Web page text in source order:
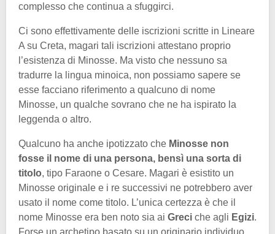
complesso che continua a sfuggirci.
Ci sono effettivamente delle iscrizioni scritte in Lineare
A su Creta, magari tali iscrizioni attestano proprio
l’esistenza di Minosse. Ma visto che nessuno sa
tradurre la lingua minoica, non possiamo sapere se
esse facciano riferimento a qualcuno di nome
Minosse, un qualche sovrano che ne ha ispirato la
leggenda o altro.
Qualcuno ha anche ipotizzato che Minosse non
fosse il nome di una persona, bensì una sorta di
titolo, tipo Faraone o Cesare. Magari è esistito un
Minosse originale e i re successivi ne potrebbero aver
usato il nome come titolo. L’unica certezza è che il
nome Minosse era ben noto sia ai Greci che agli Egizi.
Forse un archetipo basato su un originario individuo